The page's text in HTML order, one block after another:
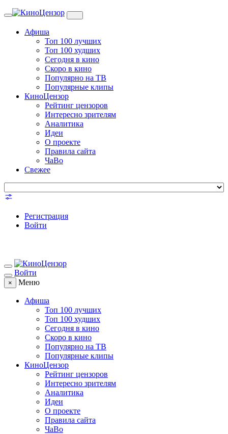
Toggle
Афиша
Топ 100 лучших
Топ 100 худших
Сегодня в кино
Скоро в кино
Популярно на ТВ
Популярные клипы
КиноЦензор
Рейтинг цензоров
Интересно зрителям
Аналитика
Идеи
О проекте
Правила сайта
ЧаВо
Свежее
Регистрация
Войти
Войти
× Меню
Афиша
Топ 100 лучших
Топ 100 худших
Сегодня в кино
Скоро в кино
Популярно на ТВ
Популярные клипы
КиноЦензор
Рейтинг цензоров
Интересно зрителям
Аналитика
Идеи
О проекте
Правила сайта
ЧаВо